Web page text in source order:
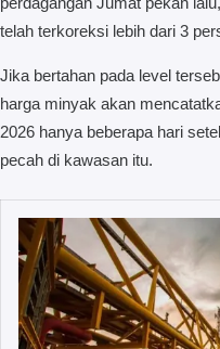
telah terkoreksi lebih dari 3
Jika bertahan pada level
harga minyak akan
2026 hanya beberapa hari
pecah di kawasan itu.